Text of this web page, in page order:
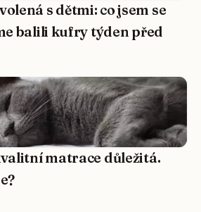
s dětmi: co jsem se
balili kufry týden před
matrace důležitá.